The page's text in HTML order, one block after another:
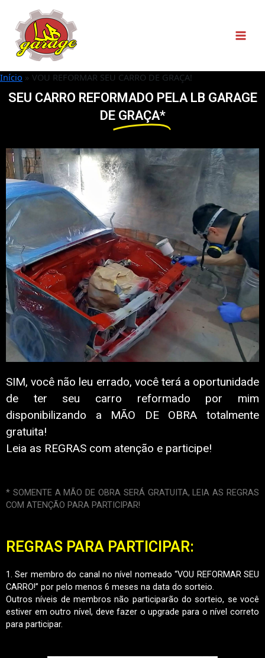
Início VOU REFORMAR SEU CARRO DE GRAÇA!
SEU CARRO REFORMADO PELA LB GARAGE
DE GRAÇA*
SIM, você não leu errado, você terá a oportunidade
de ter seu carro reformado por mim
disponibilizando a MÃO DE OBRA totalmente
gratuita!
Leia as REGRAS com atenção e participe!
* SOMENTE A MÃO DE OBRA SERÁ GRATUITA, LEIA AS REGRAS
COM ATENÇÃO PARA PARTICIPAR!
REGRAS PARA PARTICIPAR:
1. Ser membro do canal no nível nomeado “VOU REFORMAR SEU
CARRO!” por pelo menos 6 meses na data do sorteio.
Outros níveis de membros não participarão do sorteio, se você
estiver em outro nível, deve fazer o upgrade para o nível correto
para participar.